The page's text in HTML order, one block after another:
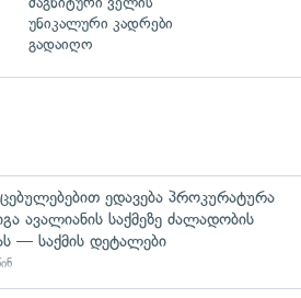
უნიკალური კადრები
გადაიღო
ედავება პროკურატურა
ავალიანის საქმეზე ძალადობის
— საქმის დეტალები